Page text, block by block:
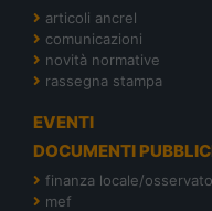
articoli ancrel
comunicazioni
novità normative
rassegna stampa
EVENTI
DOCUMENTI
finanza locale/
mef